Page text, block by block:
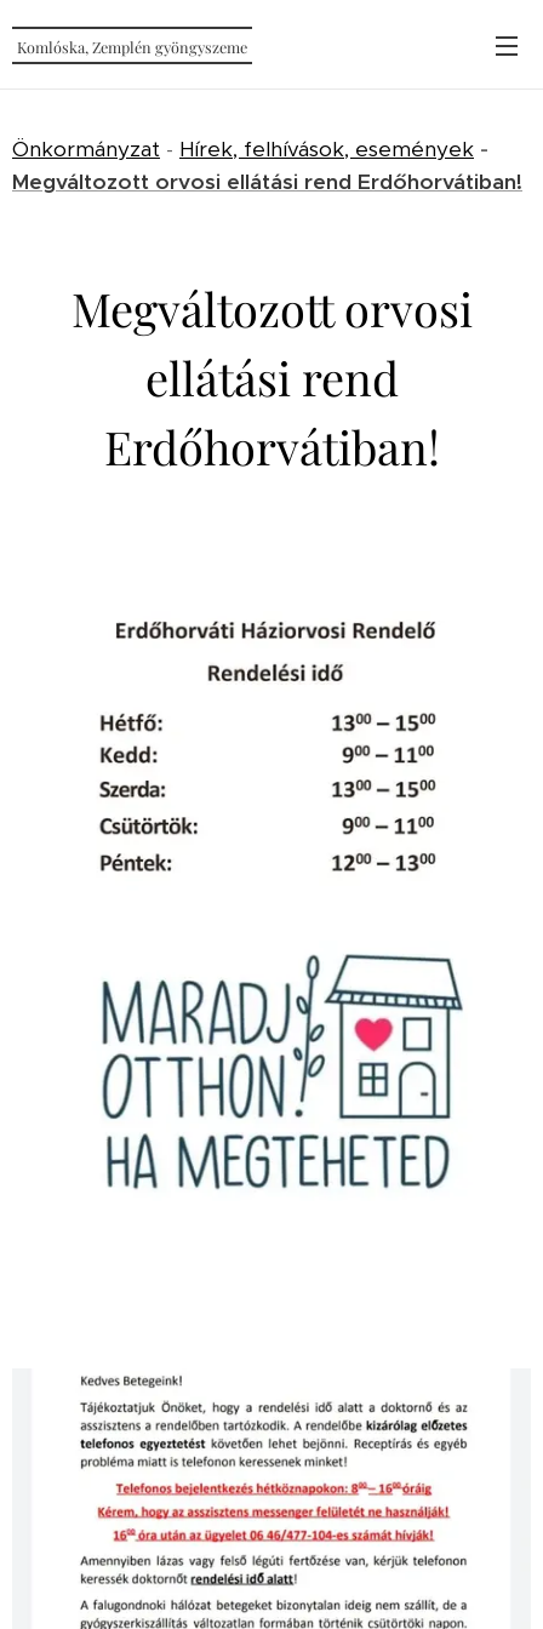
Komlóska, Zemplén gyöngyszeme
Önkormányzat - Hírek, felhívások, események -
Megváltozott orvosi ellátási rend Erdőhorvátiban!
Megváltozott orvosi
ellátási rend
Erdőhorvátiban!